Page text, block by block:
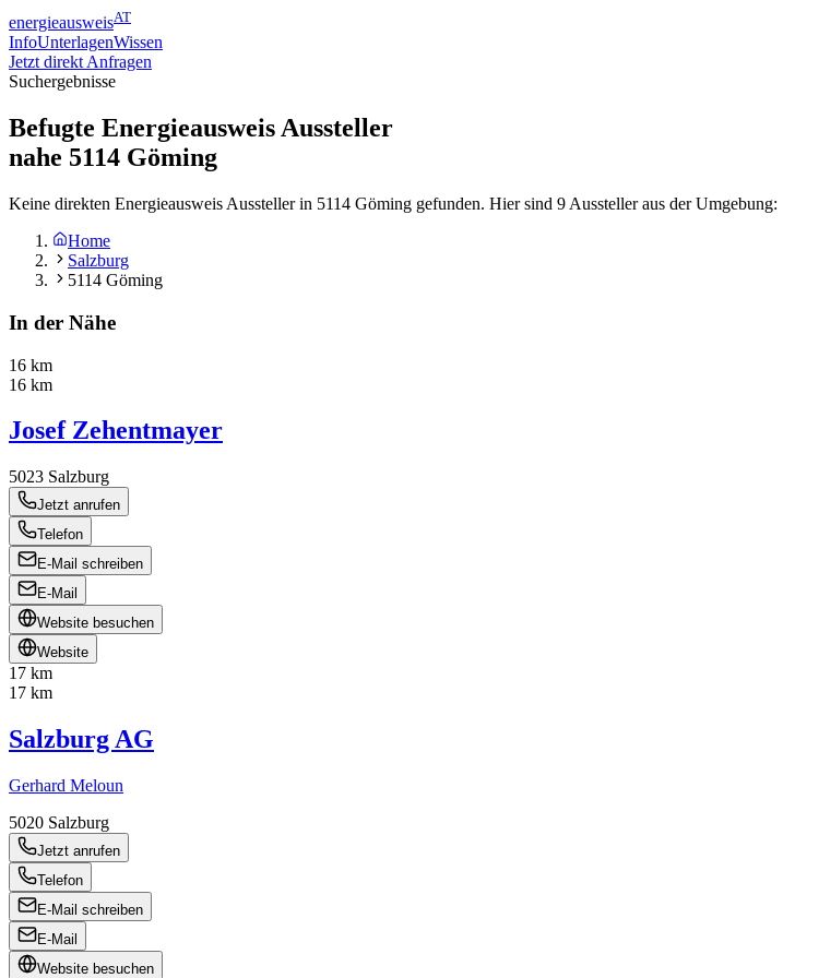
energieausweisAT
InfoUnterlagenWissen
Jetzt direkt Anfragen
Suchergebnisse
Befugte Energieausweis Aussteller
nahe 5114 Göming
Keine direkten Energieausweis Aussteller in 5114 Göming gefunden. Hier sind 9 Aussteller aus der Umgebung:
Home
Salzburg
5114 Göming
In der Nähe
16 km
16 km
Josef Zehentmayer
5023 Salzburg
Jetzt anrufen
Telefon
E-Mail schreiben
E-Mail
Website besuchen
Website
17 km
17 km
Salzburg AG
Gerhard Meloun
5020 Salzburg
Jetzt anrufen
Telefon
E-Mail schreiben
E-Mail
Website besuchen